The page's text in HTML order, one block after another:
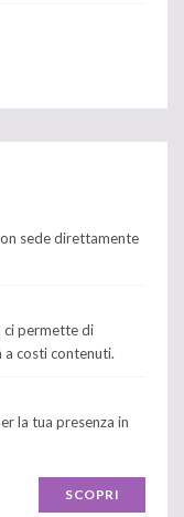
sede direttamente
ci permette di
a costi contenuti.
la tua presenza in
SCOPRI